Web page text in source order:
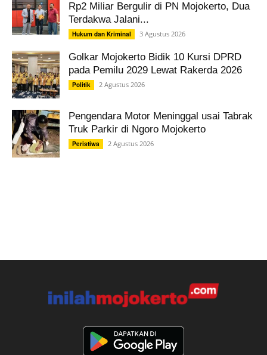
Rp2 Miliar Bergulir di PN Mojokerto, Dua
Terdakwa Jalani...
Hukum dan Kriminal 3 Agustus 2026
Golkar Mojokerto Bidik 10 Kursi DPRD
pada Pemilu 2029 Lewat Rakerda 2026
Politik 2 Agustus 2026
Pengendara Motor Meninggal usai Tabrak
Truk Parkir di Ngoro Mojokerto
Peristiwa 2 Agustus 2026